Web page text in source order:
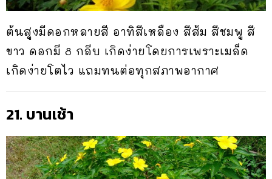
ต้นสูงมีดอกหลายสี อาทิสีเหลือง สีส้ม สีชมพู สี
ขาว ดอกมี 8 กลีบ เกิดง่ายโดยการเพราะเมล็ด
เกิดง่ายโตไว แถมทนต่อทุกสภาพอากาศ
21. บานเช้า